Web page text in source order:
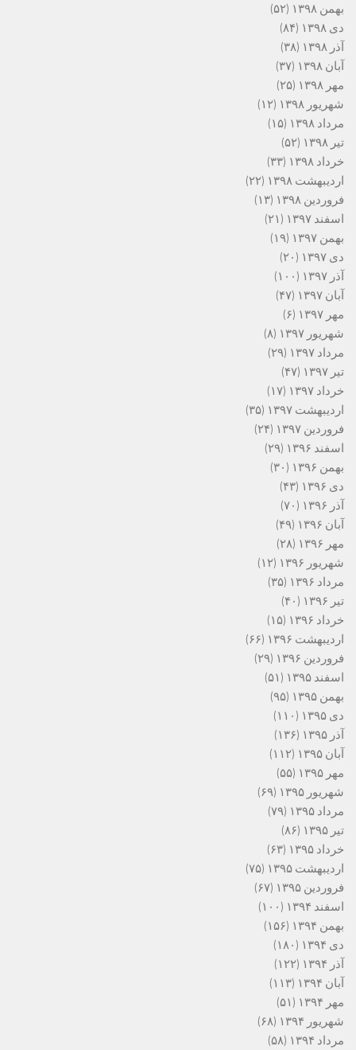
بهمن ۱۳۹۸
(۵۲)
دی ۱۳۹۸
(۸۴)
آذر ۱۳۹۸
(۳۸)
آبان ۱۳۹۸
(۳۷)
مهر ۱۳۹۸
(۲۵)
شهریور ۱۳۹۸
(۱۲)
مرداد ۱۳۹۸
(۱۵)
تیر ۱۳۹۸
(۵۲)
خرداد ۱۳۹۸
(۳۳)
اردیبهشت ۱۳۹۸
(۲۲)
فروردین ۱۳۹۸
(۱۳)
اسفند ۱۳۹۷
(۲۱)
بهمن ۱۳۹۷
(۱۹)
دی ۱۳۹۷
(۲۰)
آذر ۱۳۹۷
(۱۰۰)
آبان ۱۳۹۷
(۴۷)
مهر ۱۳۹۷
(۶)
شهریور ۱۳۹۷
(۸)
مرداد ۱۳۹۷
(۲۹)
تیر ۱۳۹۷
(۴۷)
خرداد ۱۳۹۷
(۱۷)
اردیبهشت ۱۳۹۷
(۳۵)
فروردین ۱۳۹۷
(۲۴)
اسفند ۱۳۹۶
(۲۹)
بهمن ۱۳۹۶
(۳۰)
دی ۱۳۹۶
(۴۳)
آذر ۱۳۹۶
(۷۰)
آبان ۱۳۹۶
(۴۹)
مهر ۱۳۹۶
(۲۸)
شهریور ۱۳۹۶
(۱۲)
مرداد ۱۳۹۶
(۳۵)
تیر ۱۳۹۶
(۴۰)
خرداد ۱۳۹۶
(۱۵)
اردیبهشت ۱۳۹۶
(۶۶)
فروردین ۱۳۹۶
(۲۹)
اسفند ۱۳۹۵
(۵۱)
بهمن ۱۳۹۵
(۹۵)
دی ۱۳۹۵
(۱۱۰)
آذر ۱۳۹۵
(۱۳۶)
آبان ۱۳۹۵
(۱۱۲)
مهر ۱۳۹۵
(۵۵)
شهریور ۱۳۹۵
(۶۹)
مرداد ۱۳۹۵
(۷۹)
تیر ۱۳۹۵
(۸۶)
خرداد ۱۳۹۵
(۶۳)
اردیبهشت ۱۳۹۵
(۷۵)
فروردین ۱۳۹۵
(۶۷)
اسفند ۱۳۹۴
(۱۰۰)
بهمن ۱۳۹۴
(۱۵۶)
دی ۱۳۹۴
(۱۸۰)
آذر ۱۳۹۴
(۱۲۲)
آبان ۱۳۹۴
(۱۱۳)
مهر ۱۳۹۴
(۵۱)
شهریور ۱۳۹۴
(۶۸)
مرداد ۱۳۹۴
(۵۸)